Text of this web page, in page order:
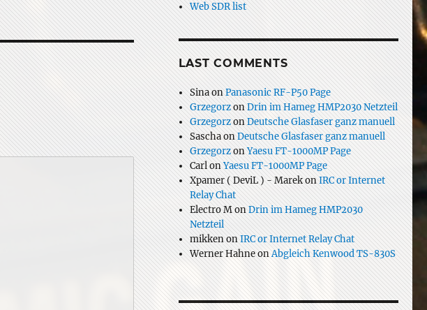
Web SDR list
LAST COMMENTS
SinaonPanasonic RF-P50 Page
GrzegorzonDrin im Hameg HMP2030 Netzteil
GrzegorzonDeutsche Glasfaser ganz manuell
SaschaonDeutsche Glasfaser ganz manuell
GrzegorzonYaesu FT-1000MP Page
CarlonYaesu FT-1000MP Page
Xpamer ( DeviL ) - MarekonIRC or Internet
Relay Chat
Electro MonDrin im Hameg HMP2030
Netzteil
mikkenonIRC or Internet Relay Chat
Werner HahneonAbgleich Kenwood TS-830S